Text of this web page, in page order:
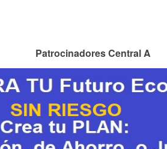
Patrocinadores Central A